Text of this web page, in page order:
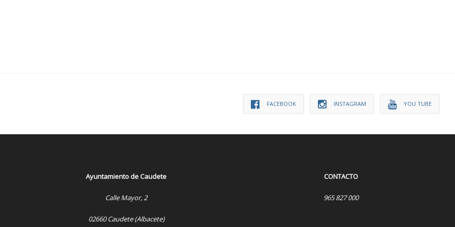
FACEBOOK INSTAGRAM YOU TUBE
Ayuntamiento de Caudete
Calle Mayor, 2
02660 Caudete (Albacete)
CONTACTO
965 827 000